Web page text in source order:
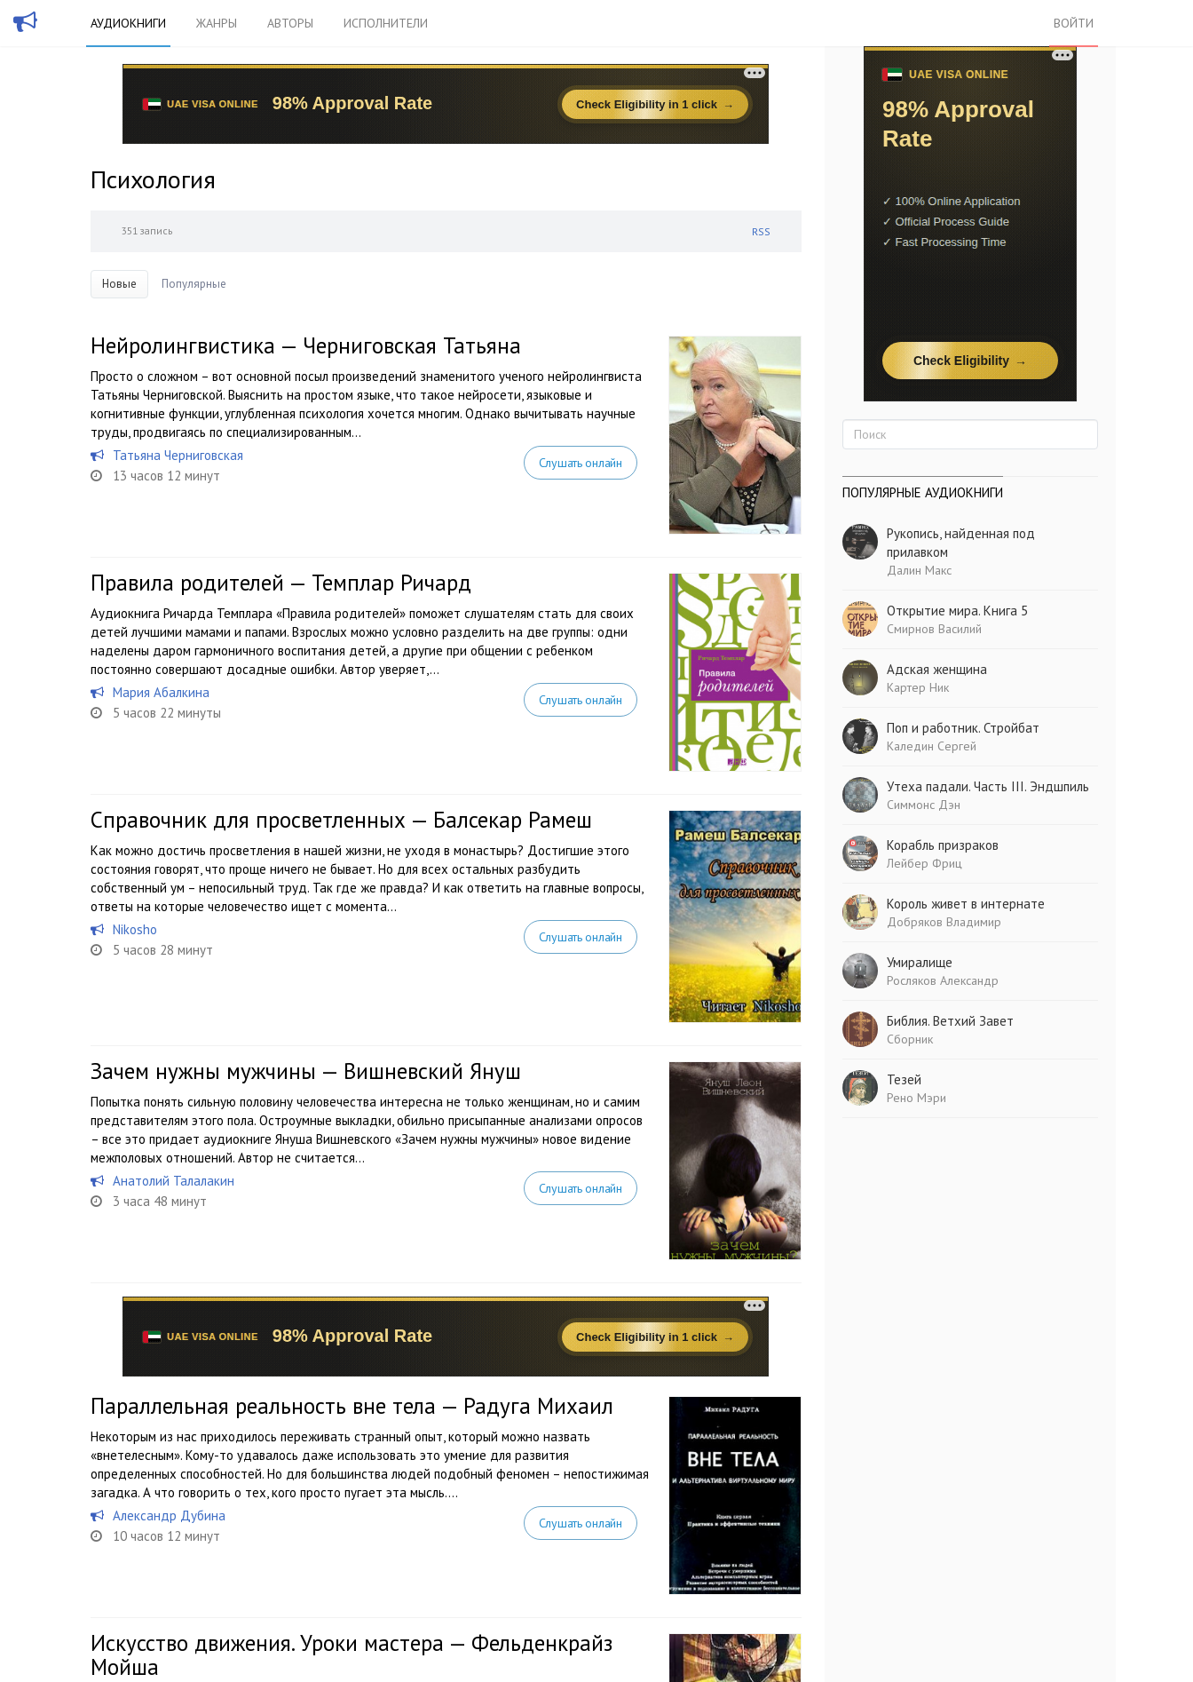
АУДИОКНИГИ ЖАНРЫ АВТОРЫ ИСПОЛНИТЕЛИ ВОЙТИ
Психология
351 запись RSS
Новые Популярные
Нейролингвистика — Черниговская Татьяна
Просто о сложном – вот основной посыл произведений знаменитого ученого нейролингвиста
Татьяны Черниговской. Выяснить на простом языке, что такое нейросети, языковые и
когнитивные функции, углубленная психология хочется многим. Однако вычитывать научные
труды, продвигаясь по специализированным...
Татьяна Черниговская
13 часов 12 минут
Слушать онлайн
Правила родителей — Темплар Ричард
Аудиокнига Ричарда Темплара «Правила родителей» поможет слушателям стать для своих
детей лучшими мамами и папами. Взрослых можно условно разделить на две группы: одни
наделены даром гармоничного воспитания детей, а другие при общении с ребенком
постоянно совершают досадные ошибки. Автор уверяет,...
Мария Абалкина
5 часов 22 минуты
Слушать онлайн
Справочник для просветленных — Балсекар Рамеш
Как можно достичь просветления в нашей жизни, не уходя в монастырь? Достигшие этого
состояния говорят, что проще ничего не бывает. Но для всех остальных разбудить
собственный ум – непосильный труд. Так где же правда? И как ответить на главные вопросы,
ответы на которые человечество ищет с момента...
Nikosho
5 часов 28 минут
Слушать онлайн
Зачем нужны мужчины — Вишневский Януш
Попытка понять сильную половину человечества интересна не только женщинам, но и самим
представителям этого пола. Остроумные выкладки, обильно присыпанные анализами опросов
– все это придает аудиокниге Януша Вишневского «Зачем нужны мужчины» новое видение
межполовых отношений. Автор не считается...
Анатолий Талалакин
3 часа 48 минут
Слушать онлайн
Параллельная реальность вне тела — Радуга Михаил
Некоторым из нас приходилось переживать странный опыт, который можно назвать
«внетелесным». Кому-то удавалось даже использовать это умение для развития
определенных способностей. Но для большинства людей подобный феномен – непостижимая
загадка. А что говорить о тех, кого просто пугает эта мысль....
Александр Дубина
10 часов 12 минут
Слушать онлайн
Искусство движения. Уроки мастера — Фельденкрайз
Мойша
ПОПУЛЯРНЫЕ АУДИОКНИГИ
Рукопись, найденная под
прилавком
Далин Макс
Открытие мира. Книга 5
Смирнов Василий
Адская женщина
Картер Ник
Поп и работник. Стройбат
Каледин Сергей
Утеха падали. Часть III. Эндшпиль
Симмонс Дэн
Корабль призраков
Лейбер Фриц
Король живет в интернате
Добряков Владимир
Умиралище
Росляков Александр
Библия. Ветхий Завет
Сборник
Тезей
Рено Мэри